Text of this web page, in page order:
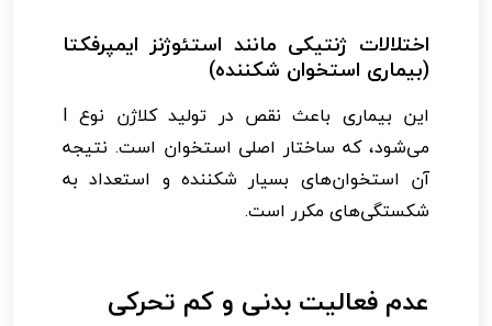
اختلالات ژنتیکی مانند استئوژنز ایمپرفکتا
(بیماری استخوان شکننده)
این بیماری باعث نقص در تولید کلاژن نوع I
می‌شود، که ساختار اصلی استخوان است. نتیجه
آن استخوان‌های بسیار شکننده و استعداد به
شکستگی‌های مکرر است.
عدم فعالیت بدنی و کم تحرکی